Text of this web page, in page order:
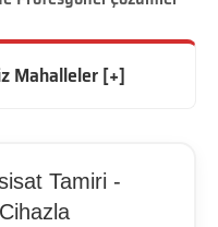
Mahalleler [+]
Tamiri -